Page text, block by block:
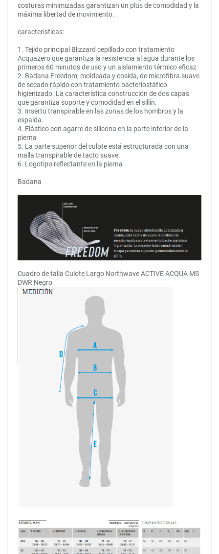
costuras minimizadas garantizan un plus de comodidad y la
máxima libertad de movimiento.
caracteristicas:
1. Tejido principal Blizzard cepillado con tratamiento
Acquazero que garantiza la resistencia al agua durante los
primeros 60 minutos de uso y un aislamiento térmico eficaz
2. Badana Freedom, moldeada y cosida, de microfibra suave
de secado rápido con tratamiento bacteriostático
higienizado. La característica construcción de dos capas
que garantiza soporte y comodidad en el sillín.
3. Inserto transpirable en las zonas de los hombros y la
espalda.
4. Elástico con agarre de silicona en la parte inferior de la
pierna
5. La parte superior del culote está estructurada con una
malla transpirable de tacto suave.
6. Logotipo reflectante en la pierna
Badana
Cuadro de talla Culote Largo Northwave ACTIVE ACQUA MS
DWR Negro